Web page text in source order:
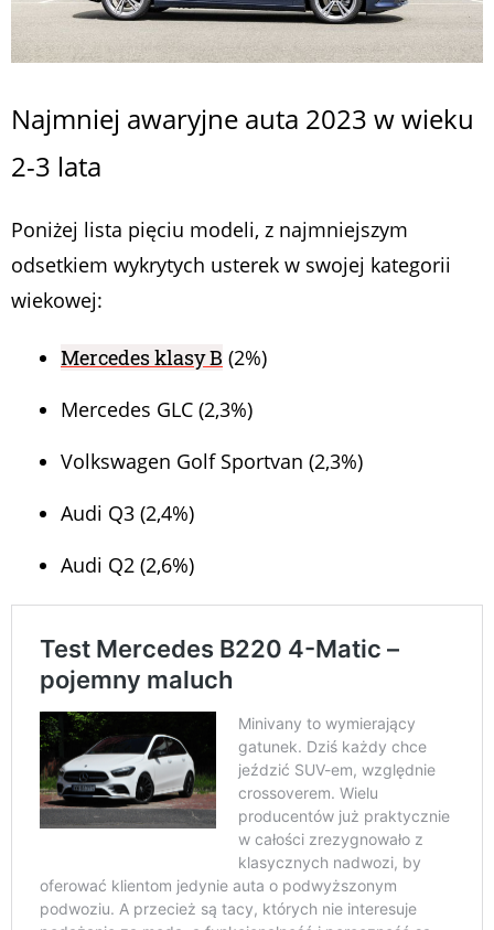
Najmniej awaryjne auta 2023 w wieku
2-3 lata
Poniżej lista pięciu modeli, z najmniejszym
odsetkiem wykrytych usterek w swojej kategorii
wiekowej:
Mercedes klasy B (2%)
Mercedes GLC (2,3%)
Volkswagen Golf Sportvan (2,3%)
Audi Q3 (2,4%)
Audi Q2 (2,6%)